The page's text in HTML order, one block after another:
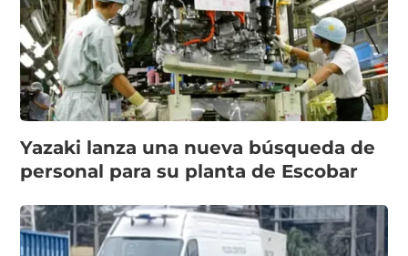
Yazaki lanza una nueva búsqueda de
personal para su planta de Escobar